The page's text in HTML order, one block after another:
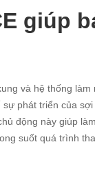
giúp
và hệ thống làm
phát triển của sợi
động này giúp
suốt quá trình